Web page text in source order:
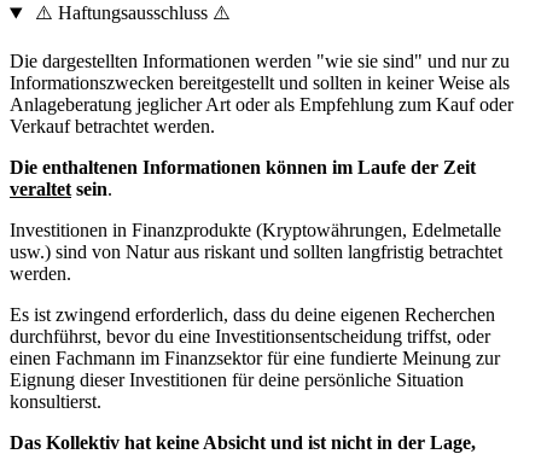
⚠️ Haftungsausschluss ⚠️
Die dargestellten Informationen werden "wie sie sind" und nur zu
Informationszwecken bereitgestellt und sollten in keiner Weise als
Anlageberatung jeglicher Art oder als Empfehlung zum Kauf oder
Verkauf betrachtet werden.
Die enthaltenen Informationen können im Laufe der Zeit
veraltet sein.
Investitionen in Finanzprodukte (Kryptowährungen, Edelmetalle
usw.) sind von Natur aus riskant und sollten langfristig betrachtet
werden.
Es ist zwingend erforderlich, dass du deine eigenen Recherchen
durchführst, bevor du eine Investitionsentscheidung triffst, oder
einen Fachmann im Finanzsektor für eine fundierte Meinung zur
Eignung dieser Investitionen für deine persönliche Situation
konsultierst.
Das Kollektiv hat keine Absicht und ist nicht in der Lage,